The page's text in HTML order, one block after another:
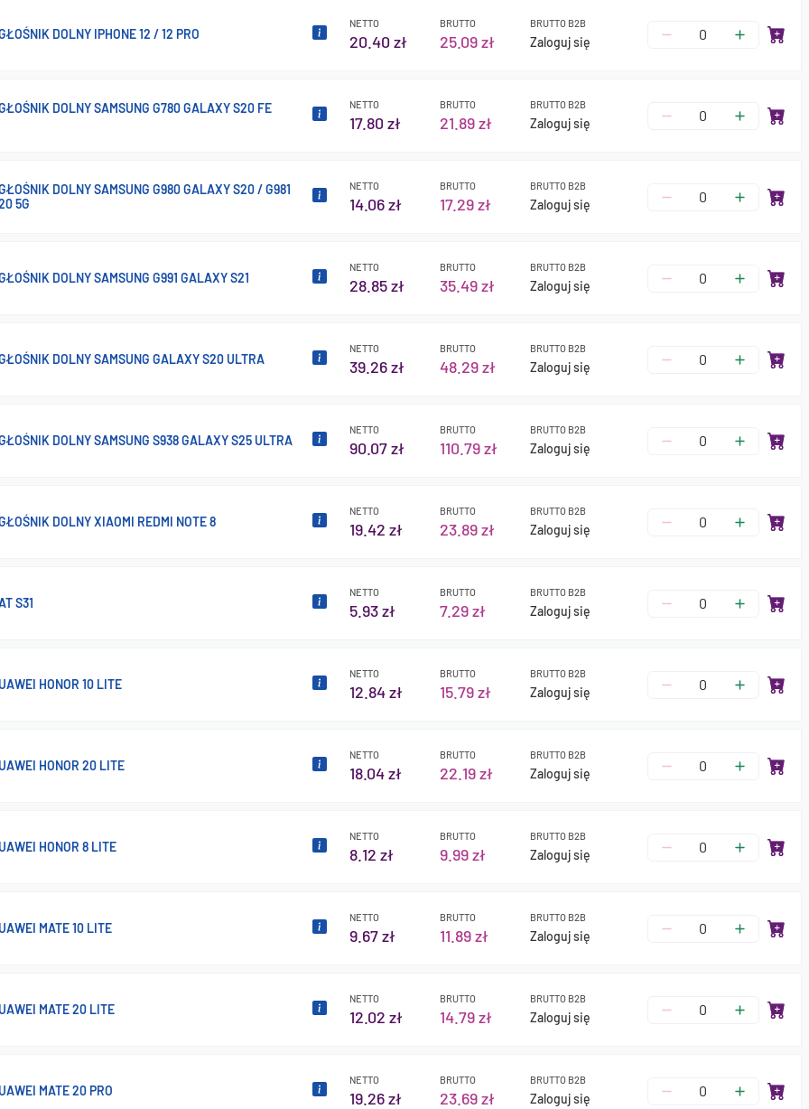
DOLNY IPHONE 12 / 12 PRO
NETTO
20.40 zł
BRUTTO
25.09 zł
BRUTTO B2B
Zaloguj się
DOLNY SAMSUNG G780 GALAXY S20 FE NETTO
17.80 zł
BRUTTO
21.89 zł
BRUTTO B2B
Zaloguj się
DOLNY SAMSUNG G980 GALAXY S20 / G981
5G
NETTO
14.06 zł
BRUTTO
17.29 zł
BRUTTO B2B
Zaloguj się
DOLNY SAMSUNG G991 GALAXY S21
NETTO
28.85 zł
BRUTTO
35.49 zł
BRUTTO B2B
Zaloguj się
DOLNY SAMSUNG GALAXY S20 ULTRA
NETTO
39.26 zł
BRUTTO
48.29 zł
BRUTTO B2B
Zaloguj się
DOLNY SAMSUNG S938 GALAXY S25 ULTRA
NETTO
90.07 zł
BRUTTO
110.79 zł
BRUTTO B2B
Zaloguj się
DOLNY XIAOMI REDMI NOTE 8
NETTO
19.42 zł
BRUTTO
23.89 zł
BRUTTO B2B
Zaloguj się
S31
NETTO
5.93 zł
BRUTTO
7.29 zł
BRUTTO B2B
Zaloguj się
HONOR 10 LITE
NETTO
12.84 zł
BRUTTO
15.79 zł
BRUTTO B2B
Zaloguj się
HONOR 20 LITE
NETTO
18.04 zł
BRUTTO
22.19 zł
BRUTTO B2B
Zaloguj się
HONOR 8 LITE
NETTO
8.12 zł
BRUTTO
9.99 zł
BRUTTO B2B
Zaloguj się
MATE 10 LITE
NETTO
9.67 zł
BRUTTO
11.89 zł
BRUTTO B2B
Zaloguj się
MATE 20 LITE
NETTO
12.02 zł
BRUTTO
14.79 zł
BRUTTO B2B
Zaloguj się
MATE 20 PRO
NETTO
19.26 zł
BRUTTO
23.69 zł
BRUTTO B2B
Zaloguj się